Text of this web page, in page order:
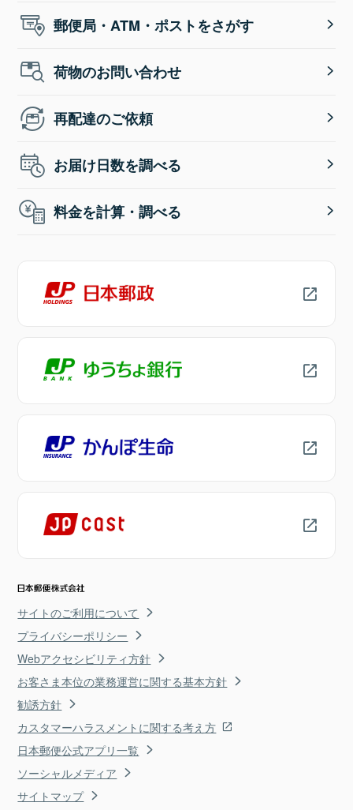
郵便局・ATM・ポストをさがす
荷物のお問い合わせ
再配達のご依頼
お届け日数を調べる
料金を計算・調べる
サイトのご利用について
プライバシーポリシー
Webアクセシビリティ方針
お客さま本位の業務運営に関する基本方針
勧誘方針
カスタマーハラスメントに関する考え方
日本郵便公式アプリ一覧
ソーシャルメディア
サイトマップ